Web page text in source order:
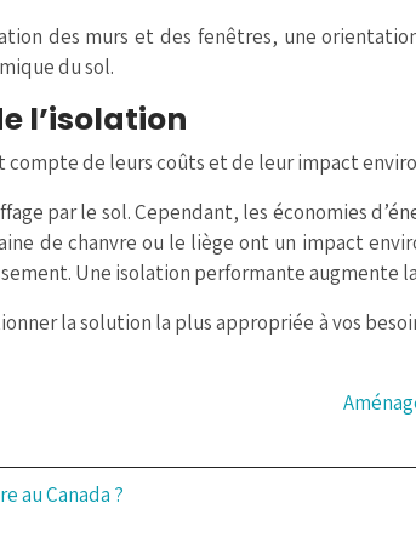
des murs et des fenêtres, une
du sol.
l’isolation
de leurs coûts et de leur impact
par le sol. Cependant, les économies
de chanvre ou le liège ont un impact
Une isolation performante augmente
la solution la plus appropriée à vos
au Canada ?